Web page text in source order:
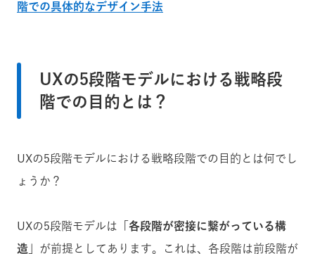
階での具体的なデザイン手法
UXの5段階モデルにおける戦略段
階での目的とは？
UXの5段階モデルにおける戦略段階での目的とは何でし
ょうか？
UXの5段階モデルは「 各段階が密接に繋がっている構
造 」が前提としてあります。これは、各段階は前段階が